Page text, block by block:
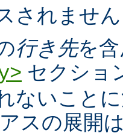
されませ
行き先を
セクショ
ないこと
スの展開